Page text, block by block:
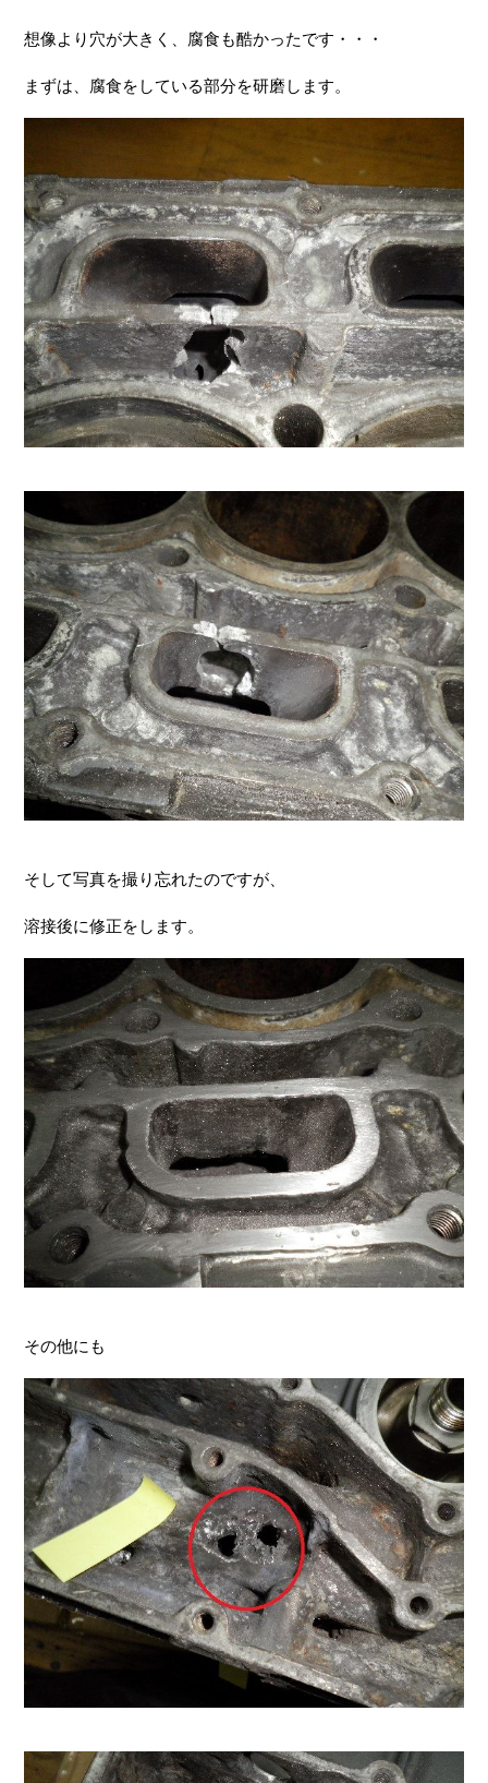
想像より穴が大きく、腐食も酷かったです・・・
まずは、腐食をしている部分を研磨します。
そして写真を撮り忘れたのですが、
溶接後に修正をします。
その他にも